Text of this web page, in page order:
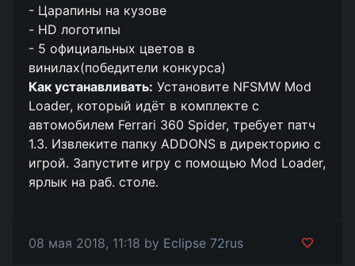
- Царапины на кузове
- HD логотипы
- 5 официальных цветов в
винилах(победители конкурса)
Как устанавливать: Установите NFSMW Mod
Loader, который идёт в комплекте с
автомобилем Ferrari 360 Spider, требует патч
1.3. Извлеките папку ADDONS в директорию с
игрой. Запустите игру с помощью Mod Loader,
ярлык на раб. столе.
08 мая 2018, 11:18 by Eclipse 72rus